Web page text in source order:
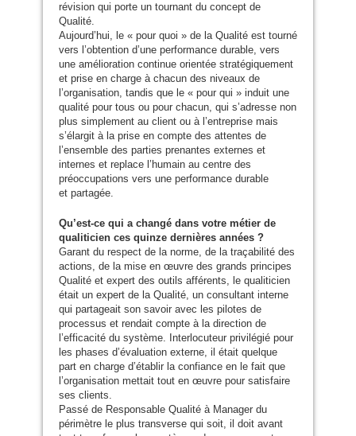
révision qui porte un tournant du concept de
Qualité.
Aujourd’hui, le « pour quoi » de la Qualité est tourné
vers l’obtention d’une performance durable, vers
une amélioration continue orientée stratégiquement
et prise en charge à chacun des niveaux de
l’organisation, tandis que le « pour qui » induit une
qualité pour tous ou pour chacun, qui s’adresse non
plus simplement au client ou à l’entreprise mais
s’élargit à la prise en compte des attentes de
l’ensemble des parties prenantes externes et
internes et replace l’humain au centre des
préoccupations vers une performance durable
et partagée.
Qu’est-ce qui a changé dans votre métier de
qualiticien ces quinze dernières années ?
Garant du respect de la norme, de la traçabilité des
actions, de la mise en œuvre des grands principes
Qualité et expert des outils afférents, le qualiticien
était un expert de la Qualité, un consultant interne
qui partageait son savoir avec les pilotes de
processus et rendait compte à la direction de
l’efficacité du système. Interlocuteur privilégié pour
les phases d’évaluation externe, il était quelque
part en charge d’établir la confiance en le fait que
l’organisation mettait tout en œuvre pour satisfaire
ses clients.
Passé de Responsable Qualité à Manager du
périmètre le plus transverse qui soit, il doit avant